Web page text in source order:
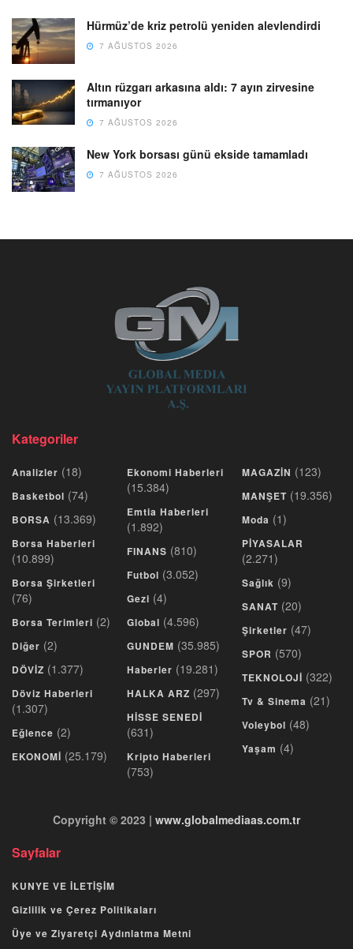
Hürmüz’de kriz petrolü yeniden alevlendirdi
7 AĞUSTOS 2026
Altın rüzgarı arkasına aldı: 7 ayın zirvesine
tırmanıyor
7 AĞUSTOS 2026
New York borsası günü ekside tamamladı
7 AĞUSTOS 2026
Kategoriler
Analizler (18)
Basketbol (74)
BORSA (13.369)
Borsa Haberleri
(10.899)
Borsa Şirketleri
(76)
Borsa Terimleri (2)
Diğer (2)
DÖVİZ (1.377)
Döviz Haberleri
(1.307)
Eğlence (2)
EKONOMİ (25.179)
Ekonomi Haberleri
(15.384)
Emtia Haberleri
(1.892)
FINANS (810)
Futbol (3.052)
Gezi (4)
Global (4.596)
GUNDEM (35.985)
Haberler (19.281)
HALKA ARZ (297)
HİSSE SENEDİ
(631)
Kripto Haberleri
(753)
MAGAZİN (123)
MANŞET (19.356)
Moda (1)
PİYASALAR
(2.271)
Sağlık (9)
SANAT (20)
Şirketler (47)
SPOR (570)
TEKNOLOJİ (322)
Tv & Sinema (21)
Voleybol (48)
Yaşam (4)
Copyright © 2023 | www.globalmediaas.com.tr
Sayfalar
KUNYE VE İLETİŞİM
Gizlilik ve Çerez Politikaları
Üye ve Ziyaretçi Aydınlatma Metni